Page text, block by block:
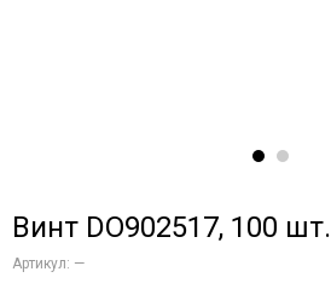
Винт DO902517, 100 шт.
Артикул: —